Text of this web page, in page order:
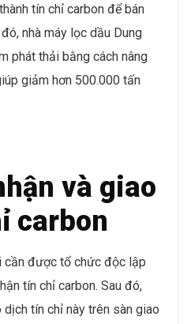
tín chỉ carbon để bán
nhà máy lọc dầu Dung
phát thải bằng cách nâng
giảm hơn 500.000 tấn
và giao
carbon
cần được tổ chức độc lập
tín chỉ carbon. Sau đó,
tín chỉ này trên sàn giao